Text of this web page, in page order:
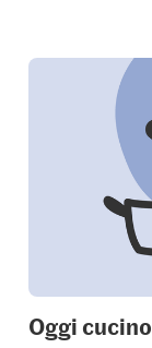
Oggi cucino